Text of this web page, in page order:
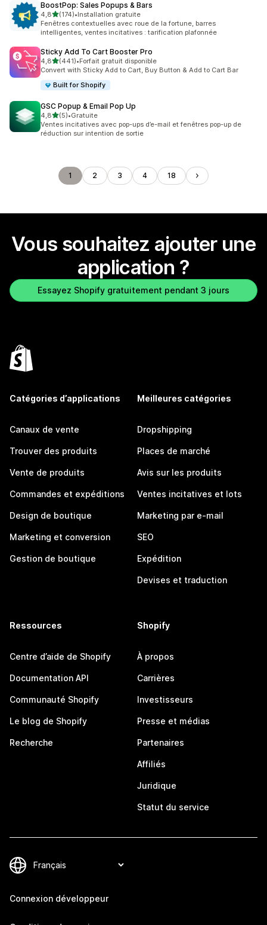
BoostPop: Sales Popups & Bars
4,8étoile(s) sur 5
(174)
174 avis au total
•Installation gratuite
Fenêtres contextuelles avec roue de la fortune, barres
intelligentes, ventes incitatives : tarification plafonnée
Sticky Add To Cart Booster Pro
4,8étoile(s) sur 5
(441)
441 avis au total
•Forfait gratuit disponible
Convert with Sticky Add to Cart, Buy Button & Add to Cart Bar
Built for Shopify
GSC Popup & Email Pop Up
4,8étoile(s) sur 5
(5)
5 avis au total
•Gratuite
Ventes incitatives avec pop-ups d’e-mail et fenêtres pop-up de
réduction sur intention de sortie
1 2 3 4 18
Vous souhaitez ajouter une
application ?
Essayez Shopify gratuitement pendant 3 jours
Catégories d’applications
Canaux de vente
Trouver des produits
Vente de produits
Commandes et expéditions
Design de boutique
Marketing et conversion
Gestion de boutique
Meilleures catégories
Dropshipping
Places de marché
Avis sur les produits
Ventes incitatives et lots
Marketing par e-mail
SEO
Expédition
Devises et traduction
Ressources
Centre d’aide de Shopify
Documentation API
Communauté Shopify
Le blog de Shopify
Recherche
Shopify
À propos
Carrières
Investisseurs
Presse et médias
Partenaires
Affiliés
Juridique
Statut du service
Connexion développeur